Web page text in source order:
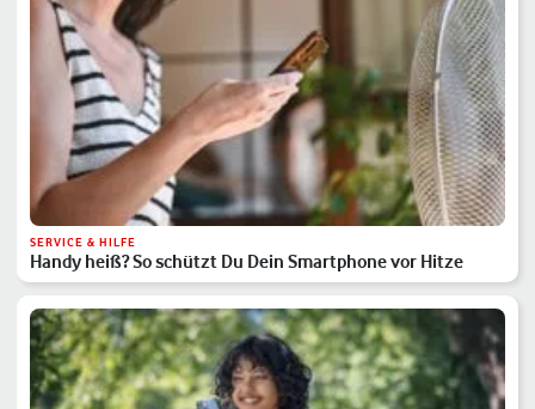
SERVICE & HILFE
Handy heiß? So schützt Du Dein Smartphone vor Hitze